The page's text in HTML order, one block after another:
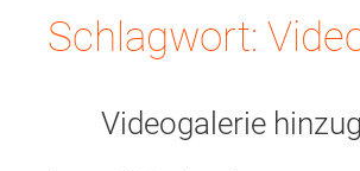
Schlagwort:
Videogalerie